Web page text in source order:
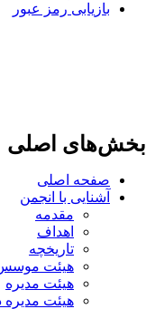
بازیابی رمز عبور
بخش‌های اصلی
صفحه اصلی
آشنایی با انجمن
مقدمه
اهداف
تاریخچه
هیئت
هیئت مدیره
هیئت مدیره